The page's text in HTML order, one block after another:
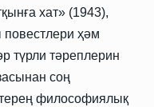
хат» (1943),
ҳәм
түрли тәреплерин
соң
философиялық